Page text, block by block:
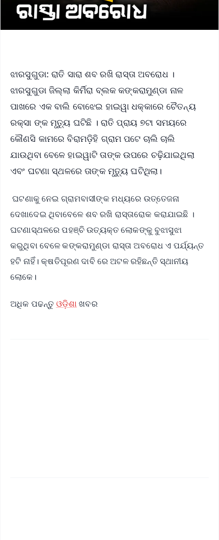
ଝାରସୁଗୁଡା: ରାତି ସାରା ଶବ ରଖି ରାସ୍ତା ଅବରୋଧ ।
ଝାରସୁଗୁଡା ଜିଲ୍ଲା କିର୍ମିରା ବ୍ଲକ କଙ୍କରାମୁଣ୍ଡା ନାଳ
ପାଖରେ ଏକ ବାଲି ବୋଝେଇ ହାଇୱା ଧକ୍କାରେ ଚୈତନ୍ୟ
ରକ୍ସା ଙ୍କ ମୃତ୍ୟୁ ଘଟିଛି । ରାତି ପ୍ରାୟ ୭ଟା ସମୟରେ
କୌଣସି କାମରେ ବିରାମଡ଼ିହି ଗ୍ରାମ ପଟେ ଚାଲି ଚାଲି
ଯାଉଥିବା ବେଳେ ହାଇୱାଟି ତାଙ୍କ ଉପରେ ଚଢ଼ିଯାଇଥିଲା
ଏବଂ ଘଟଣା ସ୍ଥଳରେ ତାଙ୍କ ମୃତ୍ୟୁ ଘଟିଥିଲା।
ଘଟଣାକୁ ନେଇ ଗ୍ରାମବାସୀଙ୍କ ମଧ୍ୟରେ ଉତ୍ତେଜନା
ଦେଖାଦେଇ ଥିବାବେଳେ ଶବ ରଖି ରାସ୍ତାରୋକ କରାଯାଇଛି ।
ଘଟଣାସ୍ଥଳରେ ପହଞ୍ଚି ଉତ୍ୟକ୍ତ ଲୋକଙ୍କୁ ବୁଝାସୁଝା
କରୁଥିବା ବେଳେ କଙ୍କରାମୁଣ୍ଡା ରାସ୍ତା ଅବରୋଧ ଏ ପର୍ଯ୍ୟନ୍ତ
ହଟି ନାହିଁ। କ୍ଷତିପୂରଣ ଦାବି ରେ ଅଟଳ ରହିଛନ୍ତି ସ୍ଥାନୀୟ
ଲୋକେ।
ଅଧିକ ପଢନ୍ତୁ ଓଡ଼ିଶା ଖବର